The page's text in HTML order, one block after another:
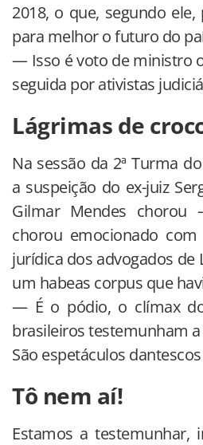
2018, o que, segundo
para melhor o futuro do
— Isso é voto de ministro
seguida por ativistas
Lágrimas de
Na sessão da 2ª Turma
a suspeição do ex-juiz
Gilmar Mendes
chorou emocionado
jurídica dos advogados de
um habeas corpus que
— É o pódio, o clímax
brasileiros testemunham a
São espetáculos
Tô nem aí!
Estamos a testemunhar,